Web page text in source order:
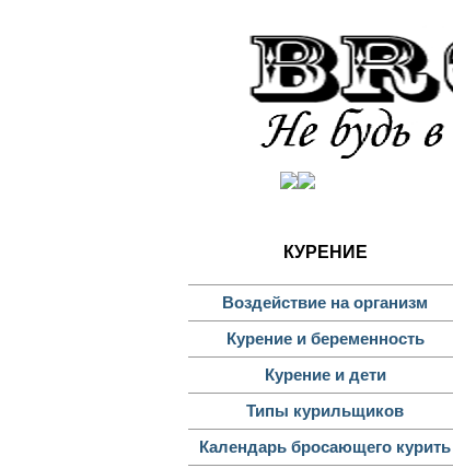
КУРЕНИЕ
Воздействие на организм
Курение и беременность
Курение и дети
Типы курильщиков
Календарь бросающего курить